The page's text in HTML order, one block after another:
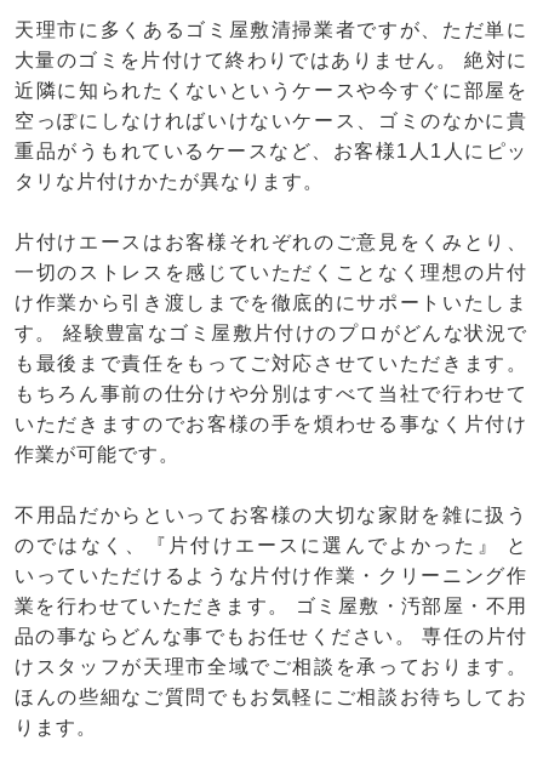
天理市に多くあるゴミ屋敷清掃業者ですが、ただ単に
大量のゴミを片付けて終わりではありません。 絶対に
近隣に知られたくないというケースや今すぐに部屋を
空っぽにしなければいけないケース、ゴミのなかに貴
重品がうもれているケースなど、お客様1人1人にピッ
タリな片付けかたが異なります。
片付けエースはお客様それぞれのご意見をくみとり、
一切のストレスを感じていただくことなく理想の片付
け作業から引き渡しまでを徹底的にサポートいたしま
す。 経験豊富なゴミ屋敷片付けのプロがどんな状況で
も最後まで責任をもってご対応させていただきます。
もちろん事前の仕分けや分別はすべて当社で行わせて
いただきますのでお客様の手を煩わせる事なく片付け
作業が可能です。
不用品だからといってお客様の大切な家財を雑に扱う
のではなく、『片付けエースに選んでよかった』 と
いっていただけるような片付け作業・クリーニング作
業を行わせていただきます。 ゴミ屋敷・汚部屋・不用
品の事ならどんな事でもお任せください。 専任の片付
けスタッフが天理市全域でご相談を承っております。
ほんの些細なご質問でもお気軽にご相談お待ちしてお
ります。